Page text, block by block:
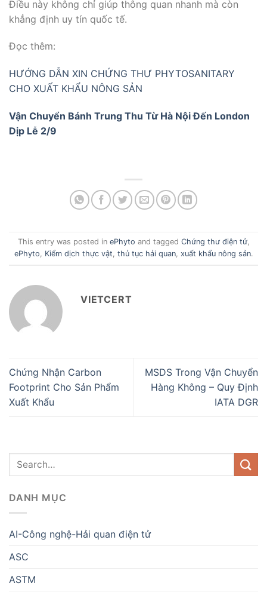
Điều này không chỉ giúp thông quan nhanh mà còn
khẳng định uy tín quốc tế.
Đọc thêm:
HƯỚNG DẪN XIN CHỨNG THƯ PHYTOSANITARY
CHO XUẤT KHẨU NÔNG SẢN
Vận Chuyển Bánh Trung Thu Từ Hà Nội Đến London
Dịp Lễ 2/9
This entry was posted in ePhyto and tagged Chứng thư điện tử,
ePhyto, Kiểm dịch thực vật, thủ tục hải quan, xuất khẩu nông sản.
VIETCERT
Chứng Nhận Carbon
Footprint Cho Sản Phẩm
Xuất Khẩu
MSDS Trong Vận Chuyển
Hàng Không – Quy Định
IATA DGR
DANH MỤC
AI-Công nghệ-Hải quan điện tử
ASC
ASTM